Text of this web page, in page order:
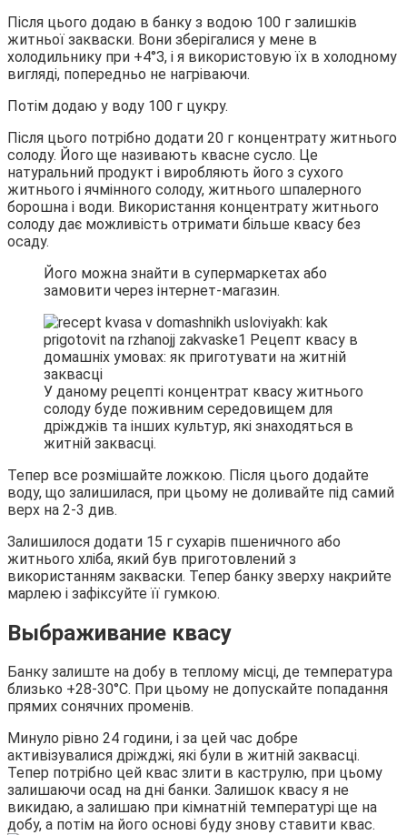
Після цього додаю в банку з водою 100 г залишків
житньої закваски. Вони зберігалися у мене в
холодильнику при +4°З, і я використовую їх в холодному
вигляді, попередньо не нагріваючи.
Потім додаю у воду 100 г цукру.
Після цього потрібно додати 20 г концентрату житнього
солоду. Його ще називають квасне сусло. Це
натуральний продукт і виробляють його з сухого
житнього і ячмінного солоду, житнього шпалерного
борошна і води. Використання концентрату житнього
солоду дає можливість отримати більше квасу без
осаду.
Його можна знайти в супермаркетах або
замовити через інтернет-магазин.
У даному рецепті концентрат квасу житнього
солоду буде поживним середовищем для
дріжджів та інших культур, які знаходяться в
житній заквасці.
Тепер все розмішайте ложкою. Після цього додайте
воду, що залишилася, при цьому не доливайте під самий
верх на 2-3 див.
Залишилося додати 15 г сухарів пшеничного або
житнього хліба, який був приготовлений з
використанням закваски. Тепер банку зверху накрийте
марлею і зафіксуйте її гумкою.
Выбраживание квасу
Банку залиште на добу в теплому місці, де температура
близько +28-30°С. При цьому не допускайте попадання
прямих сонячних променів.
Минуло рівно 24 години, і за цей час добре
активізувалися дріжджі, які були в житній заквасці.
Тепер потрібно цей квас злити в каструлю, при цьому
залишаючи осад на дні банки. Залишок квасу я не
викидаю, а залишаю при кімнатній температурі ще на
добу, а потім на його основі буду знову ставити квас.